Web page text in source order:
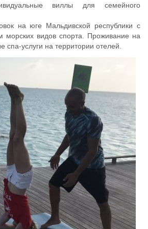
виллы для семейного
на юге Мальдивской республики с
морских видов спорта. Проживание на
спа-услуги на территории отелей.